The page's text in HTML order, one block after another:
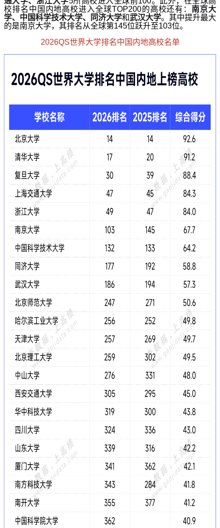
校排名中国内地高校进入全球TOP200的高校还有： 南京大
学、中国科学技术大学、同济大学和武汉大学。其中提升最大
的是南京大学，其排名从全球第145位跃升至103位。
2026QS世界大学排名中国内地高校名单